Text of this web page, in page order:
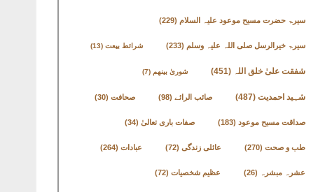
سیرۃ حضرت مسیح موعود علیہ السلام (229)
سیرۃ خیرالرسل صلی اللہ علیہ وسلم (233) شرائط بیعت(13)
شفقت علیٰ خلق اللہ (451) شوریٰ بینھم (7)
شہید احمدیت(487) صائب الرائے (98) صحافت(30)
صداقت مسیح موعود(183) صفات باری تعالیٰ(34)
طب و صحت(270) عائلی زندگی(72) عبادات(264)
عشرہ مبشرہ (26) عظیم شخصیات(72)